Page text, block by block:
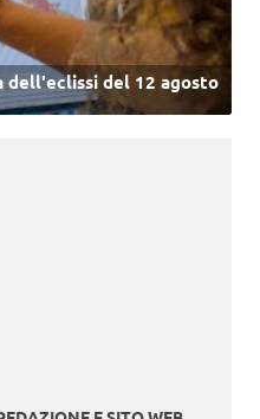
dell'eclissi del 12 agosto